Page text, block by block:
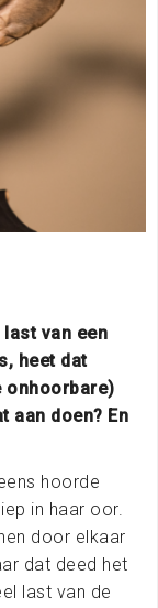
van een
heet dat
onhoorbare)
aan doen? En
hoorde
in haar oor.
door elkaar
dat deed het
last van de